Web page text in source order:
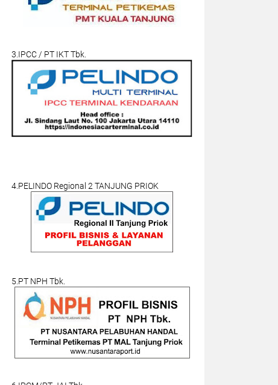
3.IPCC / PT IKT Tbk.
4.PELINDO Regional 2 TANJUNG PRIOK
5.PT NPH Tbk.